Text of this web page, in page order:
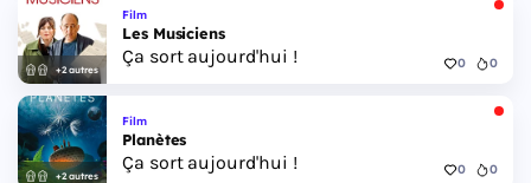
+2 autres
Film
Les Musiciens
Ça sort aujourd'hui ! 0 0
+2 autres
Film
Planètes
Ça sort aujourd'hui ! 0 0